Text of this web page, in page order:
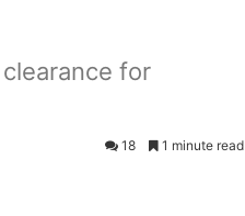
for
18 1 minute read